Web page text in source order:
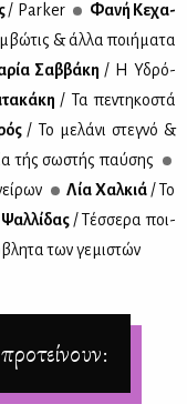
/ Parker
Φα­νή Κε­χα­
& άλ­λα ποι­ή­μα­τα
Σαβ­βά­κη / Η Υδρό­
/ Τα πε­ντη­κο­στά
/ To με­λά­νι στε­γνό &
τής σω­στής παύ­σης
Λία Χαλ­κιά / Το
/ Τέσ­σε­ρα ποι­
των γε­μι­στών